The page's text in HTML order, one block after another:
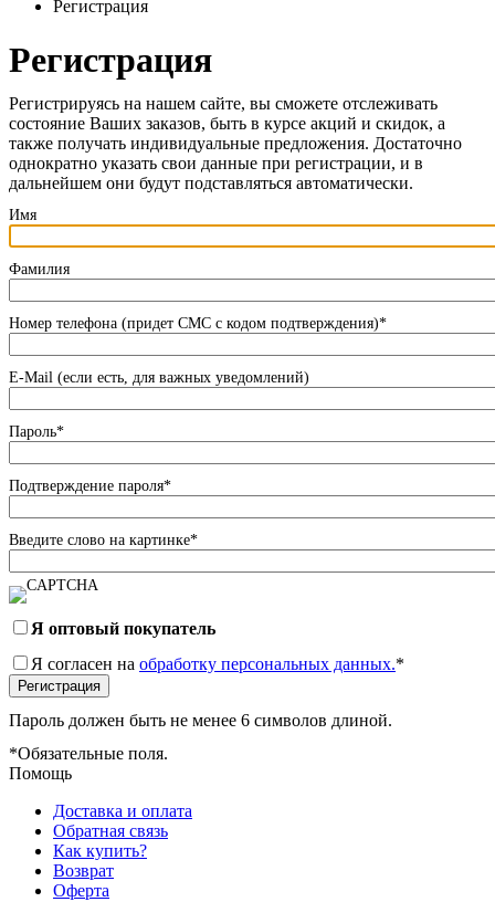
Регистрация
Регистрация
Регистрируясь на нашем сайте, вы сможете отслеживать
состояние Ваших заказов, быть в курсе акций и скидок, а
также получать индивидуальные предложения. Достаточно
однократно указать свои данные при регистрации, и в
дальнейшем они будут подставляться автоматически.
Имя
Фамилия
Номер телефона (придет СМС с кодом подтверждения)*
E-Mail (если есть, для важных уведомлений)
Пароль*
Подтверждение пароля*
Введите слово на картинке*
Я оптовый покупатель
Я согласен на обработку персональных данных.*
Пароль должен быть не менее 6 символов длиной.
*Обязательные поля.
Помощь
Доставка и оплата
Обратная связь
Как купить?
Возврат
Оферта